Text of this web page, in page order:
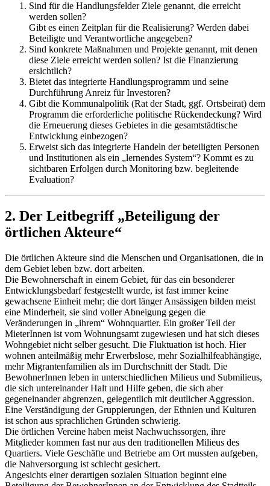
Sind für die Handlungsfelder Ziele genannt, die erreicht
werden sollen?
Gibt es einen Zeitplan für die Realisierung? Werden dabei
Beteiligte und Verantwortliche angegeben?
Sind konkrete Maßnahmen und Projekte genannt, mit denen
diese Ziele erreicht werden sollen? Ist die Finanzierung
ersichtlich?
Bietet das integrierte Handlungsprogramm und seine
Durchführung Anreiz für Investoren?
Gibt die Kommunalpolitik (Rat der Stadt, ggf. Ortsbeirat) dem
Programm die erforderliche politische Rückendeckung? Wird
die Erneuerung dieses Gebietes in die gesamtstädtische
Entwicklung einbezogen?
Erweist sich das integrierte Handeln der beteiligten Personen
und Institutionen als ein „lernendes System“? Kommt es zu
sichtbaren Erfolgen durch Monitoring bzw. begleitende
Evaluation?
2. Der Leitbegriff „Beteiligung der
örtlichen Akteure“
Die örtlichen Akteure sind die Menschen und Organisationen, die in
dem Gebiet leben bzw. dort arbeiten.
Die Bewohnerschaft in einem Gebiet, für das ein besonderer
Entwicklungsbedarf festgestellt wurde, ist fast immer keine
gewachsene Einheit mehr; die dort länger Ansässigen bilden meist
eine Minderheit, sie sind voller Abneigung gegen die
Veränderungen in „ihrem“ Wohnquartier. Ein großer Teil der
MieterInnen ist vom Wohnungsamt zugewiesen und hat sich dieses
Wohngebiet nicht selber gesucht. Die Fluktuation ist hoch. Hier
wohnen anteilmäßig mehr Erwerbslose, mehr Sozialhilfeabhängige,
mehr Migrantenfamilien als im Durchschnitt der Stadt. Die
BewohnerInnen leben in unterschiedlichen Milieus und Submilieus,
die sich untereinander Halt und Hilfe geben, die sich aber
gegeneinander abgrenzen, gelegentlich mit deutlicher Aggression.
Eine Verständigung der Gruppierungen, der Ethnien und Kulturen
ist schon aus sprachlichen Gründen schwierig.
Die örtlichen Vereine haben meist Nachwuchssorgen, ihre
Mitglieder kommen fast nur aus den traditionellen Milieus des
Quartiers. Viele Geschäfte und Betriebe am Ort mussten aufgeben,
die Nahversorgung ist schlecht gesichert.
Angesichts einer derartigen sozialen Situation beginnt eine